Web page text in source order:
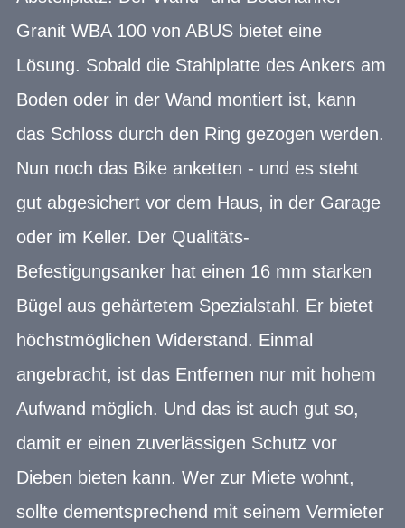
Granit WBA 100 von ABUS bietet eine
Lösung. Sobald die Stahlplatte des Ankers am
Boden oder in der Wand montiert ist, kann
das Schloss durch den Ring gezogen werden.
Nun noch das Bike anketten - und es steht
gut abgesichert vor dem Haus, in der Garage
oder im Keller. Der Qualitäts-
Befestigungsanker hat einen 16 mm starken
Bügel aus gehärtetem Spezialstahl. Er bietet
höchstmöglichen Widerstand. Einmal
angebracht, ist das Entfernen nur mit hohem
Aufwand möglich. Und das ist auch gut so,
damit er einen zuverlässigen Schutz vor
Dieben bieten kann. Wer zur Miete wohnt,
sollte dementsprechend mit seinem Vermieter